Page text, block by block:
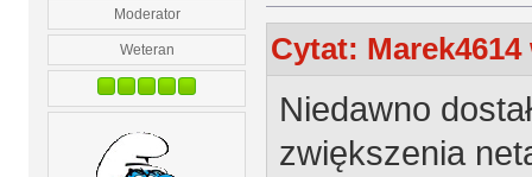
Moderator
Weteran Cytat: Marek4614
Niedawno
zwiększenia